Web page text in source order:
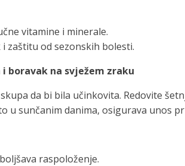
vitamine i minerale.
zaštitu od sezonskih bolesti.
boravak na svježem zraku
da bi bila učinkovita. Redovite
u sunčanim danima, osigurava unos
raspoloženje.